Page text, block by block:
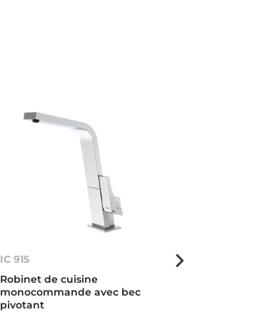
IC 915
Robinet de cuisine
monocommande avec bec
pivotant